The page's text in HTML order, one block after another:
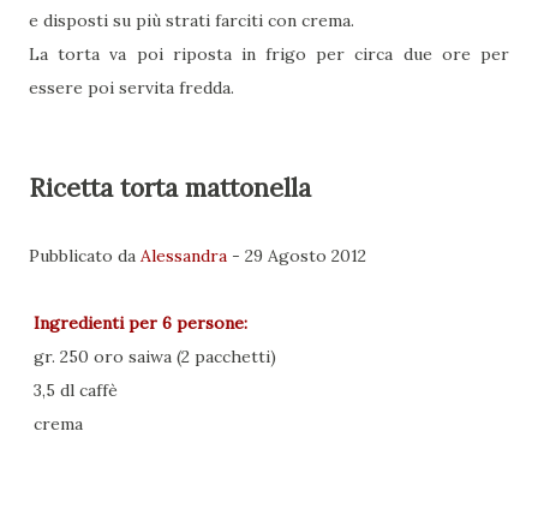
e disposti su più strati farciti con crema.
La torta va poi riposta in frigo per circa due ore per
essere poi servita fredda.
Ricetta torta mattonella
Pubblicato da Alessandra - 29 Agosto 2012
Ingredienti per 6 persone:
gr. 250 oro saiwa (2 pacchetti)
3,5 dl caffè
crema